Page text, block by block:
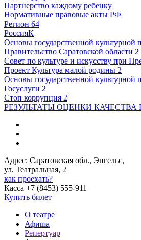
Партнерство каждому ребенку
Нормативные правовые акты РФ
Регион 64
РоссияК
Основы государственной культурной
Правительство Саратовской области 2
Совет по культуре и искусству при
Проект Культура малой родины 2
Основы государственной культурной
Госуслуги 2
Стоп коррупция 2
РЕЗУЛЬТАТЫ ОЦЕНКИ
Адрес: Саратовская обл., Энгельс,
ул. Театральная, 2
как проехать?
Касса +7 (8453) 555-911
Купить билет
О театре
Афиша
Репертуар